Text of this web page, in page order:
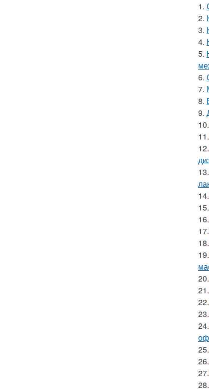
1.
2.
3.
4.
5.
6.
7.
8.
9.
10.
11.
12.
13.
14.
15.
16.
17.
18.
19.
20.
21.
22.
23.
24.
25.
26.
27.
28.